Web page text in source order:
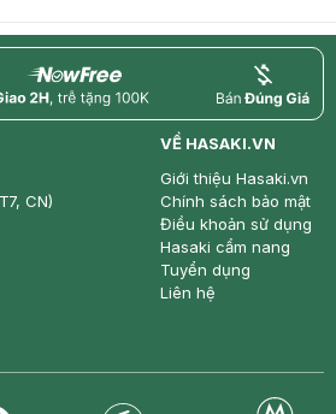
price
CN)
VỀ HASAKI.VN
Giới thiệu Hasaki.vn
Chính sách bảo mật
Điều khoản sử dụng
Hasaki cẩm nang
Tuyển dụng
Liên hệ